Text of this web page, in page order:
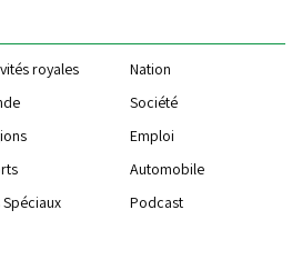
royales
Nation
Société
Emploi
Automobile
Spéciaux Podcast